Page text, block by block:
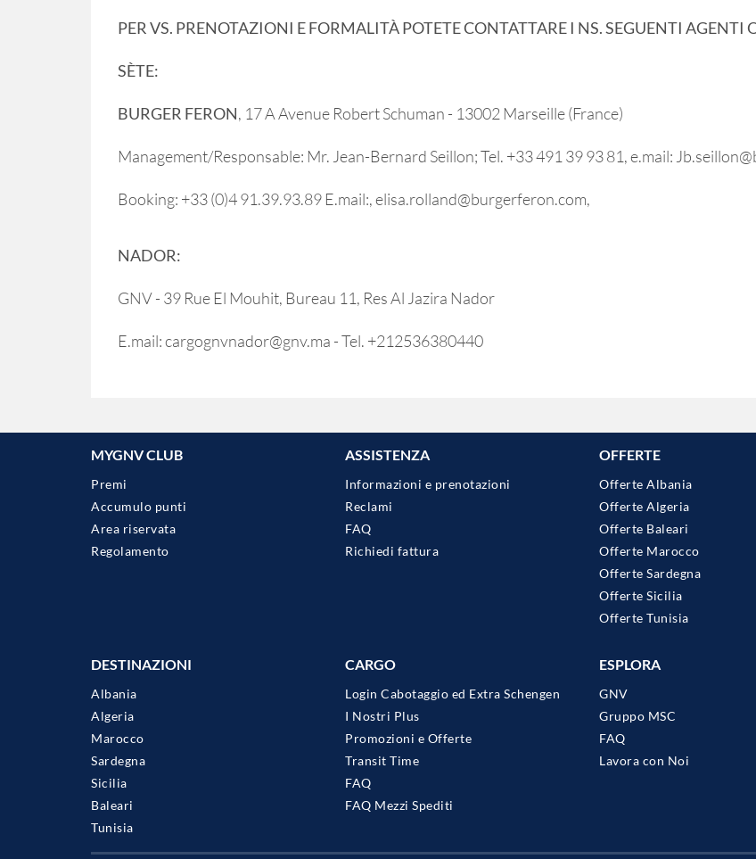
PER VS. PRENOTAZIONI E FORMALITÀ POTETE CONTATTARE I NS. SEGUENTI AGENTI
SÈTE:
BURGER FERON, 17 A Avenue Robert Schuman - 13002 Marseille (France)
Management/Responsable: Mr. Jean-Bernard Seillon; Tel. +33 491 39 93 81, e.mail:
Booking: +33 (0)4 91.39.93.89 E.mail:, elisa.rolland@burgerferon.com,
NADOR:
GNV - 39 Rue El Mouhit, Bureau 11, Res Al Jazira Nador
E.mail: cargognvnador@gnv.ma - Tel. +212536380440
MYGNV CLUB
Premi
Accumulo punti
Area riservata
Regolamento
ASSISTENZA
Informazioni e prenotazioni
Reclami
FAQ
Richiedi fattura
OFFERTE
Offerte Albania
Offerte Algeria
Offerte Baleari
Offerte Marocco
Offerte Sardegna
Offerte Sicilia
Offerte Tunisia
DESTINAZIONI
Albania
Algeria
Marocco
Sardegna
Sicilia
Baleari
Tunisia
CARGO
Login Cabotaggio ed Extra Schengen
I Nostri Plus
Promozioni e Offerte
Transit Time
FAQ
FAQ Mezzi Spediti
ESPLORA
GNV
Gruppo MSC
FAQ
Lavora con Noi